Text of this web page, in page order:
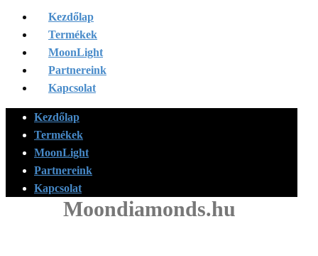
Kezdőlap
Termékek
MoonLight
Partnereink
Kapcsolat
Kezdőlap
Termékek
MoonLight
Partnereink
Kapcsolat
Moondiamonds.hu